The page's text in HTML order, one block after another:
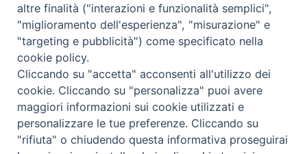
Diocesi di Melfi Rapolla Venosa
• Largo Duomo, 12 - 85025 MELFI (PZ) •
Tel. 0972238604
PEC ufficiale della Diocesi:
diocesi.melfi_rapolla_venosa@legalmail.it
altre finalità ("interazioni e funzionalità semplici",
"miglioramento dell'esperienza", "misurazione" e
"targeting e pubblicità") come specificato nella
cookie policy.
Cliccando su "accetta" acconsenti all'utilizzo dei
cookie. Cliccando su "personalizza" puoi avere
maggiori informazioni sui cookie utilizzati e
personalizzare le tue preferenze. Cliccando su
"rifiuta" o chiudendo questa informativa proseguirai